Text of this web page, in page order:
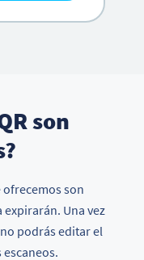
son
ofrecemos son
Una vez
podrás editar el